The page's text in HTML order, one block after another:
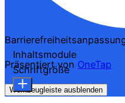
Präsentiert von OneTap
Werkzeugleiste ausblenden
Inhaltsmodule
Schriftgröße